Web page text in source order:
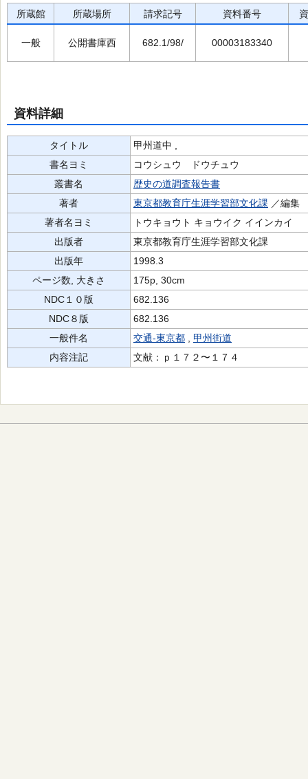
所蔵館 所蔵場所 請求記号 資料番号
一般 公開書庫西 682.1/98/ 00003183340
資料詳細
タイトル
甲州道中 ,
書名ヨミ
コウシュウ ドウチュウ
叢書名
歴史の道調査報告書
著者
東京都教育庁生涯学習部文化課 ／編集
著者名ヨミ
トウキョウト キョウイク イインカイ
出版者
東京都教育庁生涯学習部文化課
出版年
1998.3
ページ数, 大きさ
175p, 30cm
NDC１０版
682.136
NDC８版
682.136
一般件名
交通-東京都
甲州街道
内容注記
文献：ｐ１７２〜１７４